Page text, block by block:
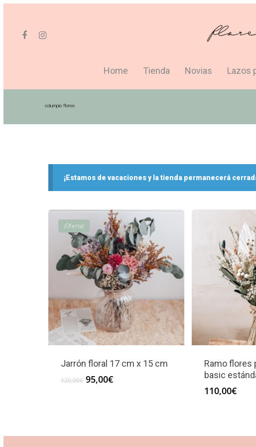
Home Tienda Novias Lazos
columpio flores
¡Estamos de vacaciones y la tienda permanecerá
¡Oferta!
Jarrón floral 17 cm x 15 cm
120,00€ El
95,00€El
Ramo flores
basic
110,00€